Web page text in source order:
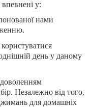
у:
нами
день у даному
Незалежно від того,
для домашніх